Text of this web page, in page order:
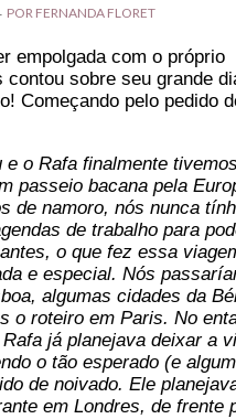
POR FERNANDA FLORET
empolgada com o próprio
contou sobre seu grande
Começando pelo pedido
e o Rafa finalmente
passeio bacana pela
de namoro, nós nunca
de trabalho para
o que fez essa
e especial. Nós
algumas cidades da
o roteiro em Paris.No
já planejava deixar a
o tão esperado (e
de noivado. Ele
em Londres, de frente